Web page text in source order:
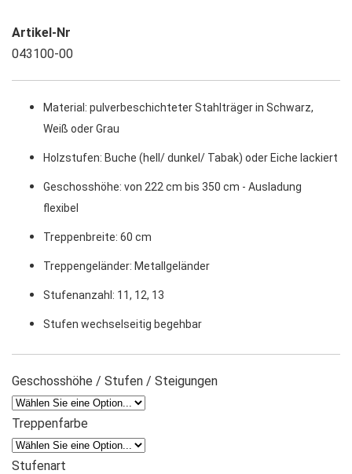
Artikel-Nr
043100-00
Material: pulverbeschichteter Stahlträger in Schwarz,
Weiß oder Grau
Holzstufen: Buche (hell/ dunkel/ Tabak) oder Eiche lackiert
Geschosshöhe: von 222 cm bis 350 cm - Ausladung
flexibel
Treppenbreite: 60 cm
Treppengeländer: Metallgeländer
Stufenanzahl: 11, 12, 13
Stufen wechselseitig begehbar
Geschosshöhe / Stufen / Steigungen
Treppenfarbe
Stufenart